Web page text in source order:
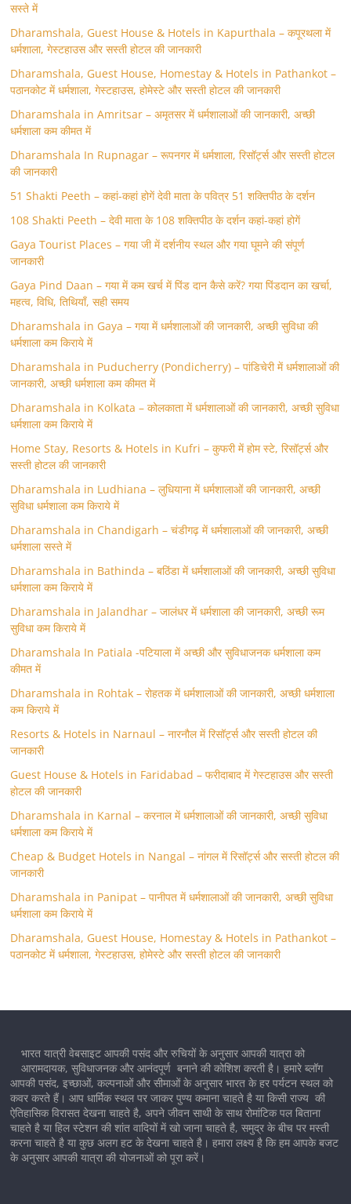
सस्ते में
Dharamshala, Guest House & Hotels in Kapurthala – कपूरथला में
धर्मशाला, गेस्टहाउस और सस्ती होटल की जानकारी
Dharamshala, Guest House, Homestay & Hotels in Pathankot –
पठानकोट में धर्मशाला, गेस्टहाउस, होमेस्टे और सस्ती होटल की जानकारी
Dharamshala in Amritsar – अमृतसर में धर्मशालाओं की जानकारी, अच्छी
धर्मशाला कम कीमत में
Dharamshala In Rupnagar – रूपनगर में धर्मशाला, रिसॉर्ट्स और सस्ती होटल
की जानकारी
51 Shakti Peeth – कहां-कहां होगें देवी माता के पवित्र 51 शक्तिपीठ के दर्शन
108 Shakti Peeth – देवी माता के 108 शक्तिपीठ के दर्शन कहां-कहां होगें
Gaya Tourist Places – गया जी में दर्शनीय स्थल और गया घूमने की संपूर्ण
जानकारी
Gaya Pind Daan – गया में कम खर्च में पिंड दान कैसे करें? गया पिंडदान का खर्चा,
महत्व, विधि, तिथियाँ, सही समय
Dharamshala in Gaya – गया में धर्मशालाओं की जानकारी, अच्छी सुविधा की
धर्मशाला कम किराये में
Dharamshala in Puducherry (Pondicherry) – पांडिचेरी में धर्मशालाओं की
जानकारी, अच्छी धर्मशाला कम कीमत में
Dharamshala in Kolkata – कोलकाता में धर्मशालाओं की जानकारी, अच्छी सुविधा
धर्मशाला कम किराये में
Home Stay, Resorts & Hotels in Kufri – कुफरी में होम स्‍टे, रिसॉर्ट्स और
सस्ती होटल की जानकारी
Dharamshala in Ludhiana – लुधियाना में धर्मशालाओं की जानकारी, अच्छी
सुविधा धर्मशाला कम किराये में
Dharamshala in Chandigarh – चंडीगढ़ में धर्मशालाओं की जानकारी, अच्छी
धर्मशाला सस्ते में
Dharamshala in Bathinda – बठिंडा में धर्मशालाओं की जानकारी, अच्छी सुविधा
धर्मशाला कम किराये में
Dharamshala in Jalandhar – जालंधर में धर्मशाला की जानकारी, अच्छी रूम
सुविधा कम किराये में
Dharamshala In Patiala -पटियाला में अच्छी और सुविधाजनक धर्मशाला कम
कीमत में
Dharamshala in Rohtak – रोहतक में धर्मशालाओं की जानकारी, अच्छी धर्मशाला
कम किराये में
Resorts & Hotels in Narnaul – नारनौल में रिसॉर्ट्स और सस्ती होटल की
जानकारी
Guest House & Hotels in Faridabad – फरीदाबाद में गेस्टहाउस और सस्ती
होटल की जानकारी
Dharamshala in Karnal – करनाल में धर्मशालाओं की जानकारी, अच्छी सुविधा
धर्मशाला कम किराये में
Cheap & Budget Hotels in Nangal – नांगल में रिसॉर्ट्स और सस्ती होटल की
जानकारी
Dharamshala in Panipat – पानीपत में धर्मशालाओं की जानकारी, अच्छी सुविधा
धर्मशाला कम किराये में
Dharamshala, Guest House, Homestay & Hotels in Pathankot –
पठानकोट में धर्मशाला, गेस्टहाउस, होमेस्टे और सस्ती होटल की जानकारी
भारत यात्री वेबसाइट आपकी पसंद और रुचियों के अनुसार आपकी यात्रा को
आरामदायक, सुविधाजनक और आनंदपूर्ण बनाने की कोशिश करती है। हमारे ब्लॉग
आपकी पसंद, इच्छाओं, कल्पनाओं और सीमाओं के अनुसार भारत के हर पर्यटन स्थल को
कवर करते हैं। आप धार्मिक स्थल पर जाकर पुण्य कमाना चाहते है या किसी राज्य की
ऐतिहासिक विरासत देखना चाहते है, अपने जीवन साथी के साथ रोमांटिक पल बिताना
चाहते है या हिल स्टेशन की शांत वादियों में खो जाना चाहते है, समुद्र के बीच पर मस्ती
करना चाहते है या कुछ अलग हट के देखना चाहते है। हमारा लक्ष्य है कि हम आपके बजट
के अनुसार आपकी यात्रा की योजनाओं को पूरा करें।